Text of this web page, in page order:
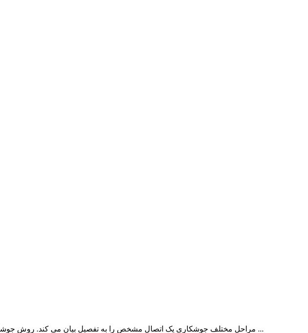
روش جوشکاری یا Welding Procedure مراحل مختلف جوشکاری یک اتصال مشخص را به تفصیل بیان می کند. روش جوشکاری در حقیقت از پیش مقادیر و محدوده تغییرات پارامترهای دخیل در ...